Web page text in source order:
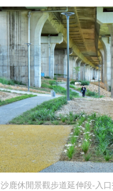
沙鹿休閒景觀步道延伸段-入